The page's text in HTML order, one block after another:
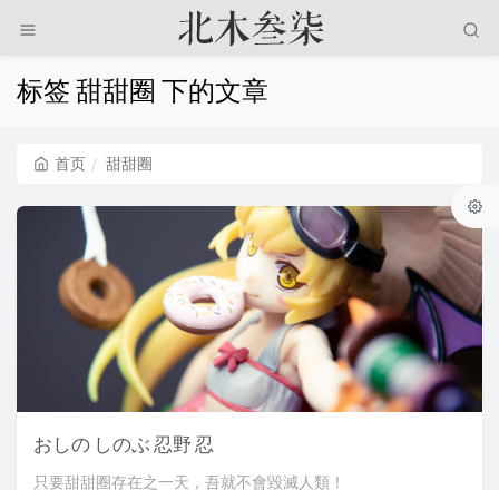
标签 甜甜圈 下的文章
首页 甜甜圈
おしの しのぶ 忍野 忍
只要甜甜圈存在之一天，吾就不會毀滅人類！